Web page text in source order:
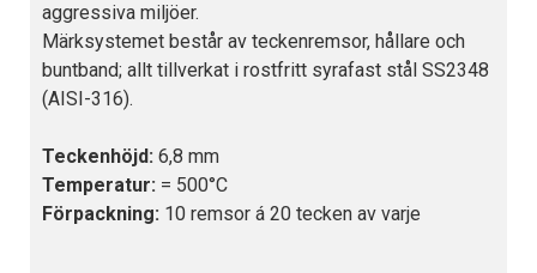
aggressiva miljöer.
Märksystemet består av teckenremsor, hållare och
buntband; allt tillverkat i rostfritt syrafast stål SS2348
(AISI-316).
Teckenhöjd: 6,8 mm
Temperatur: = 500°C
Förpackning: 10 remsor á 20 tecken av varje